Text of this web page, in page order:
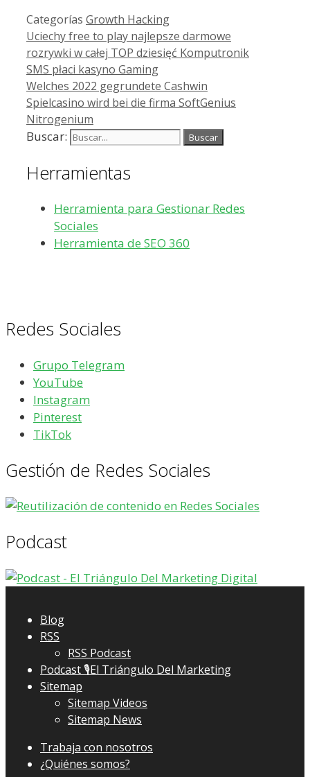
Categorías Growth Hacking
Uciechy free to play najlepsze darmowe
rozrywki w całej TOP dziesięć Komputronik
SMS płaci kasyno Gaming
Welches 2022 gegrundete Cashwin
Spielcasino wird bei die firma SoftGenius
Nitrogenium
Buscar:
Herramientas
Herramienta para Gestionar Redes
Sociales
Herramienta de SEO 360
Redes Sociales
Grupo Telegram
YouTube
Instagram
Pinterest
TikTok
Gestión de Redes Sociales
Podcast
Blog
RSS
RSS Podcast
Podcast 🎙El Triángulo Del Marketing
Sitemap
Sitemap Videos
Sitemap News
Trabaja con nosotros
¿Quiénes somos?